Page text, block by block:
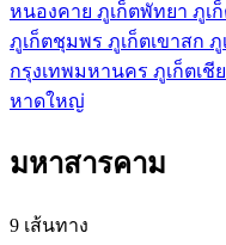
หนองคาย ภูเก็ตพัทยา ภูเ
ภูเก็ตชุมพร ภูเก็ตเขาสก ภู
กรุงเทพมหานคร ภูเก็ตเชี
หาดใหญ่
มหาสารคาม
9 เส้นทาง